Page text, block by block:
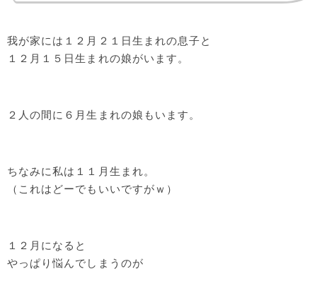
我が家には１２月２１日生まれの息子と
１２月１５日生まれの娘がいます。
２人の間に６月生まれの娘もいます。
ちなみに私は１１月生まれ。
（これはどーでもいいですがｗ）
１２月になると
やっぱり悩んでしまうのが